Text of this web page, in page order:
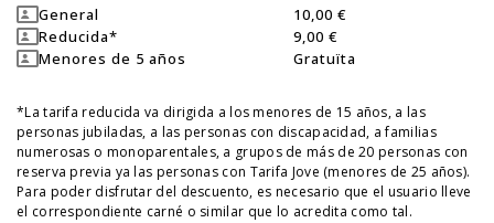
General
Dummy 10,00 €
Dummy
Reducida*
Dummy 9,00 €
Dummy
Menores de 5 años
Dummy Gratuïta
*La tarifa reducida va dirigida a los menores de 15 años, a las
personas jubiladas, a las personas con discapacidad, a familias
numerosas o monoparentales, a grupos de más de 20 personas con
reserva previa ya las personas con Tarifa Jove (menores de 25 años).
Para poder disfrutar del descuento, es necesario que el usuario lleve
el correspondiente carné o similar que lo acredita como tal.